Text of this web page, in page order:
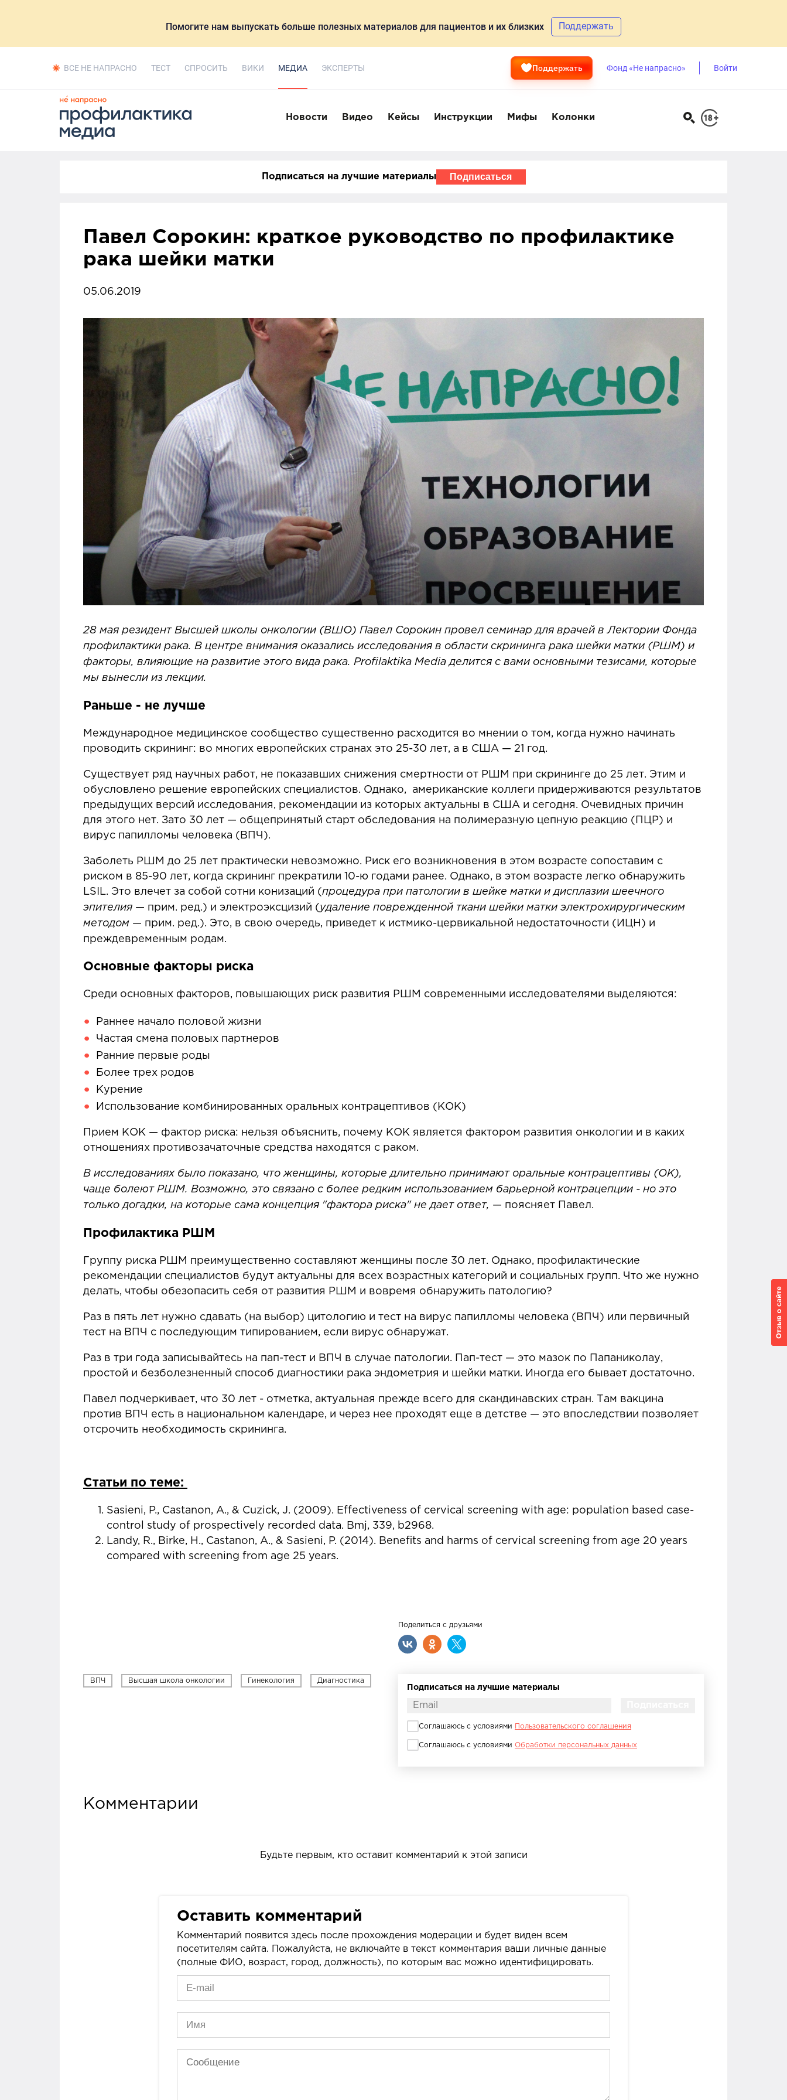
Помогите нам выпускать больше полезных материалов для пациентов и их близких Поддержать
ВСЕ НЕ НАПРАСНО ТЕСТ СПРОСИТЬ ВИКИ МЕДИА ЭКСПЕРТЫ Поддержать Фонд «Не напрасно» Войти
Новости Видео Кейсы Инструкции Мифы Колонки
Подписаться на лучшие материалы Подписаться
Павел Сорокин: краткое руководство по профилактике
рака шейки матки
05.06.2019
28 мая резидент Высшей школы онкологии (ВШО) Павел Сорокин провел семинар для врачей в Лектории Фонда
профилактики рака. В центре внимания оказались исследования в области скрининга рака шейки матки (РШМ) и
факторы, влияющие на развитие этого вида рака. Profilaktika Media делится с вами основными тезисами, которые
мы вынесли из лекции.
Раньше - не лучше
Международное медицинское сообщество существенно расходится во мнении о том, когда нужно начинать
проводить скрининг: во многих европейских странах это 25-30 лет, а в США — 21 год.
Существует ряд научных работ, не показавших снижения смертности от РШМ при скрининге до 25 лет. Этим и
обусловлено решение европейских специалистов. Однако, американские коллеги придерживаются результатов
предыдущих версий исследования, рекомендации из которых актуальны в США и сегодня. Очевидных причин
для этого нет. Зато 30 лет — общепринятый старт обследования на полимеразную цепную реакцию (ПЦР) и
вирус папилломы человека (ВПЧ).
Заболеть РШМ до 25 лет практически невозможно. Риск его возникновения в этом возрасте сопоставим с
риском в 85-90 лет, когда скрининг прекратили 10-ю годами ранее. Однако, в этом возрасте легко обнаружить
LSIL. Это влечет за собой сотни конизаций (процедура при патологии в шейке матки и дисплазии шеечного
эпителия — прим. ред.) и электроэксцизий (удаление поврежденной ткани шейки матки электрохирургическим
методом — прим. ред.). Это, в свою очередь, приведет к истмико-цервикальной недостаточности (ИЦН) и
преждевременным родам.
Основные факторы риска
Среди основных факторов, повышающих риск развития РШМ современными исследователями выделяются:
Раннее начало половой жизни
Частая смена половых партнеров
Ранние первые роды
Более трех родов
Курение
Использование комбинированных оральных контрацептивов (КОК)
Прием КОК — фактор риска: нельзя объяснить, почему КОК является фактором развития онкологии и в каких
отношениях противозачаточные средства находятся с раком.
В исследованиях было показано, что женщины, которые длительно принимают оральные контрацептивы (ОК),
чаще болеют РШМ. Возможно, это связано с более редким использованием барьерной контрацепции - но это
только догадки, на которые сама концепция "фактора риска" не дает ответ, — поясняет Павел.
Профилактика РШМ
Группу риска РШМ преимущественно составляют женщины после 30 лет. Однако, профилактические
рекомендации специалистов будут актуальны для всех возрастных категорий и социальных групп. Что же нужно
делать, чтобы обезопасить себя от развития РШМ и вовремя обнаружить патологию?
Раз в пять лет нужно сдавать (на выбор) цитологию и тест на вирус папилломы человека (ВПЧ) или первичный
тест на ВПЧ с последующим типированием, если вирус обнаружат.
Раз в три года записывайтесь на пап-тест и ВПЧ в случае патологии. Пап-тест — это мазок по Папаниколау,
простой и безболезненный способ диагностики рака эндометрия и шейки матки. Иногда его бывает достаточно.
Павел подчеркивает, что 30 лет - отметка, актуальная прежде всего для скандинавских стран. Там вакцина
против ВПЧ есть в национальном календаре, и через нее проходят еще в детстве — это впоследствии позволяет
отсрочить необходимость скрининга.
Статьи по теме:
Sasieni, P., Castanon, A., & Cuzick, J. (2009). Effectiveness of cervical screening with age: population based case-
control study of prospectively recorded data. Bmj, 339, b2968.
Landy, R., Birke, H., Castanon, A., & Sasieni, P. (2014). Benefits and harms of cervical screening from age 20 years
compared with screening from age 25 years.
Поделиться с друзьями
ВПЧ Высшая школа онкологии Гинекология Диагностика
Подписаться на лучшие материалы
Соглашаюсь с условиями Пользовательского соглашения
Соглашаюсь с условиями Обработки персональных данных
Комментарии
Будьте первым, кто оставит комментарий к этой записи
Оставить комментарий
Комментарий появится здесь после прохождения модерации и будет виден всем
посетителям сайта. Пожалуйста, не включайте в текст комментария ваши личные данные
(полные ФИО, возраст, город, должность), по которым вас можно идентифицировать.